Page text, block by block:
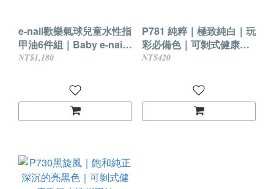
e-nail歡樂氣球兒童水性指
甲油6件組｜Baby e-nail
系列 CBC
NT$1,180
P781 純粹｜極致純白｜玩
彩必備色｜可剝式健康香
氛水性指甲油
NT$420